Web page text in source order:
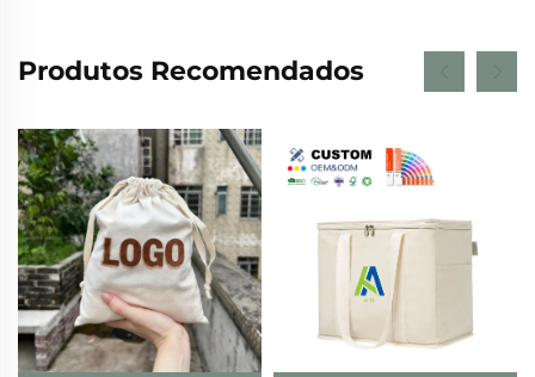
Produtos Recomendados